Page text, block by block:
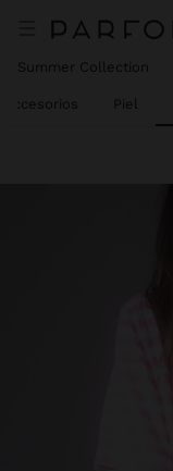
Summer Collection
Accesorios Piel